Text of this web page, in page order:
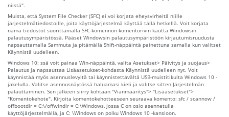
niistä".
Muista, että System File Checker (SFC) ei voi korjata eheysvirheitä niille
järjestelmätiedostoille, joita käyttöjärjestelmä käyttää tällä hetkellä. Voit korjata
nämä tiedostot suorittamalla SFC-komennon komentorivin kautta Windowsin
palautusympäristössä. Pääset Windowsin palautusympäristöön kirjautumisruudusta
napsauttamalla Sammuta ja pitämällä Shift-näppäintä painettuna samalla kun valitset
Käynnistä uudelleen.
Windows 10: ssä voit painaa Win-näppäintä, valita Asetukset> Päivitys ja suojaus>
Palautus ja napsauttaa Lisäasetukset-kohdasta Käynnistä uudelleen nyt. Voit
käynnistää myös asennuslevyltä tai käynnistettävältä USB-muistitikulta Windows 10 -
jakelulla. Valitse asennusnäytössä haluamasi kieli ja valitse sitten Järjestelmän
palauttaminen. Sen jälkeen siirry kohtaan "Vianmääritys"> "Lisäasetukset">
"Komentokehote". Kirjoita komentokehotteeseen seuraava komento: sfc / scannow /
offbootdir = C:\/offwindir = C:\Windows, jossa C on osio asennetulla
käyttöjärjestelmällä, ja C: \Windows on polku Windows 10 -kansioon.